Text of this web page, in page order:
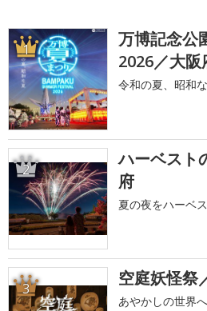
1
万博記念公
2026／大阪
令和の夏、昭和
2
ハーベスト
府
夏の夜をハーベ
3 空庭妖怪祭
あやかしの世界